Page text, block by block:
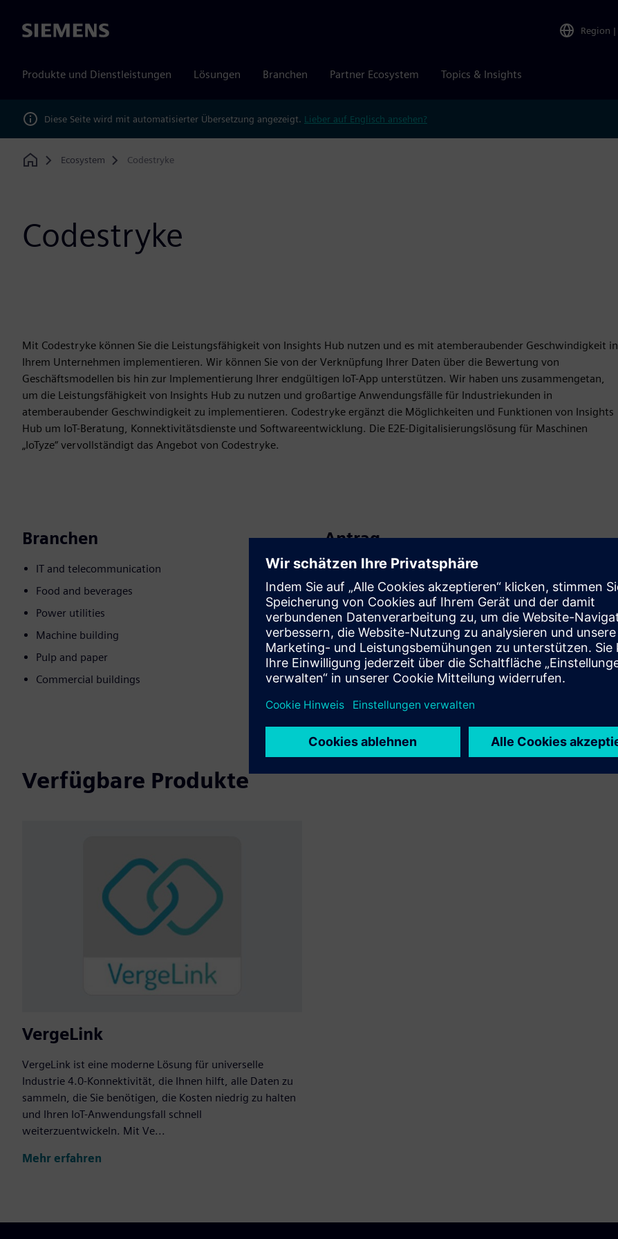
Siemens Region |
Produkte und Dienstleistungen Lösungen Branchen Partner Ecosystem Topics & Insights
Diese Seite wird mit automatisierter Übersetzung angezeigt. Lieber auf Englisch ansehen?
Home
Ecosystem Codestryke
Codestryke
Mit Codestryke können Sie die Leistungsfähigkeit von Insights Hub nutzen und es mit atemberaubender Geschwindigkeit in
Ihrem Unternehmen implementieren. Wir können Sie von der Verknüpfung Ihrer Daten über die Bewertung von
Geschäftsmodellen bis hin zur Implementierung Ihrer endgültigen IoT-App unterstützen. Wir haben uns zusammengetan,
um die Leistungsfähigkeit von Insights Hub zu nutzen und großartige Anwendungsfälle für Industriekunden in
atemberaubender Geschwindigkeit zu implementieren. Codestryke ergänzt die Möglichkeiten und Funktionen von Insights
Hub um IoT-Beratung, Konnektivitätsdienste und Softwareentwicklung. Die E2E-Digitalisierungslösung für Maschinen
„IoTyze“ vervollständigt das Angebot von Codestryke.
Branchen
IT and telecommunication
Food and beverages
Power utilities
Machine building
Pulp and paper
Commercial buildings
Antrag
Build
Erweitert oder baut auf einem/einer Siemens Xcelerator-
Produkt/Lösung auf, indem ein neues Produkt entwickelt
wird, oder erstellt eine neue Kundenlösung durch die
Integration des Siemens Xcelerator-Produkts und des
eigenen Produkts
Verfügbare Produkte
VergeLink
VergeLink ist eine moderne Lösung für universelle
Industrie 4.0-Konnektivität, die Ihnen hilft, alle Daten zu
sammeln, die Sie benötigen, die Kosten niedrig zu halten
und Ihren IoT-Anwendungsfall schnell
weiterzuentwickeln. Mit Ve...
Mehr erfahren